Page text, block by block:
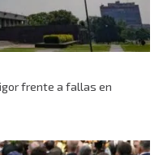
frente a fallas en